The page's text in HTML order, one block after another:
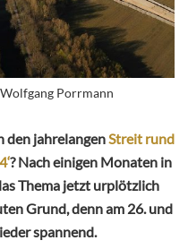
Porrmann
den jahrelangenStreit rund
? Nach einigen Monaten in
Thema jetzt urplötzlich
Grund, denn am 26. und
spannend.